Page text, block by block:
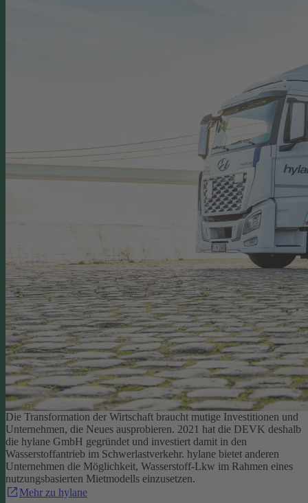
Die Transformation der Wirtschaft braucht mutige Investitionen und
Unternehmen, die Neues ausprobieren. 2021 hat die DEVK deshalb
die hylane GmbH gegründet und investiert damit in den
Wasserstoffantrieb im Schwerlastverkehr. hylane bietet anderen
Unternehmen die Möglichkeit, Wasserstoff-Lkw im Rahmen eines
nutzungsbasierten Mietmodells einzusetzen.
Mehr zu hylane